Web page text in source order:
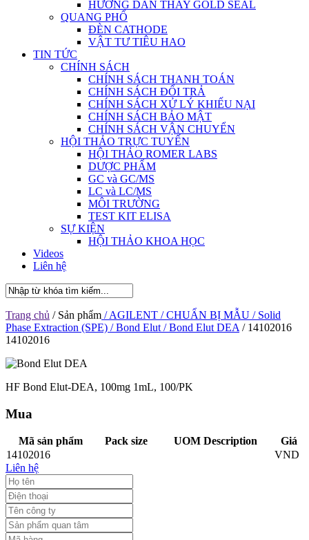
HƯỚNG DẪN THAY GOLD SEAL
QUANG PHỔ
ĐÈN CATHODE
VẬT TƯ TIÊU HAO
TIN TỨC
CHÍNH SÁCH
CHÍNH SÁCH THANH TOÁN
CHÍNH SÁCH ĐỔI TRẢ
CHÍNH SÁCH XỬ LÝ KHIẾU NẠI
CHÍNH SÁCH BẢO MẬT
CHÍNH SÁCH VẬN CHUYỂN
HỘI THẢO TRỰC TUYẾN
HỘI THẢO ROMER LABS
DƯỢC PHẨM
GC và GC/MS
LC và LC/MS
MÔI TRƯỜNG
TEST KIT ELISA
SỰ KIỆN
HỘI THẢO KHOA HỌC
Videos
Liên hệ
Trang chủ / Sản phẩm / AGILENT / CHUẨN BỊ MẪU / Solid
Phase Extraction (SPE) / Bond Elut / Bond Elut DEA / 14102016
14102016
HF Bond Elut-DEA, 100mg 1mL, 100/PK
Mua
Mã sản phẩm Pack size UOM Description
Giá
14102016
VND
Liên hệ